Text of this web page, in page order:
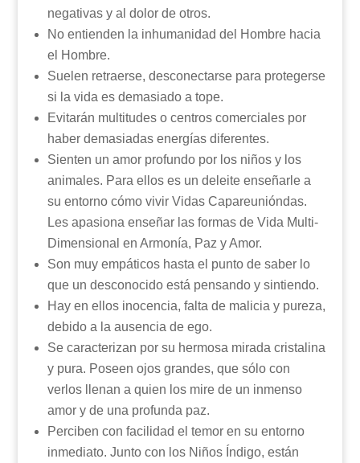
negativas y al dolor de otros.
No entienden la inhumanidad del Hombre hacia
el Hombre.
Suelen retraerse, desconectarse para protegerse
si la vida es demasiado a tope.
Evitarán multitudes o centros comerciales por
haber demasiadas energías diferentes.
Sienten un amor profundo por los niños y los
animales. Para ellos es un deleite enseñarle a
su entorno cómo vivir Vidas Capareunióndas.
Les apasiona enseñar las formas de Vida Multi-
Dimensional en Armonía, Paz y Amor.
Son muy empáticos hasta el punto de saber lo
que un desconocido está pensando y sintiendo.
Hay en ellos inocencia, falta de malicia y pureza,
debido a la ausencia de ego.
Se caracterizan por su hermosa mirada cristalina
y pura. Poseen ojos grandes, que sólo con
verlos llenan a quien los mire de un inmenso
amor y de una profunda paz.
Perciben con facilidad el temor en su entorno
inmediato. Junto con los Niños Índigo, están